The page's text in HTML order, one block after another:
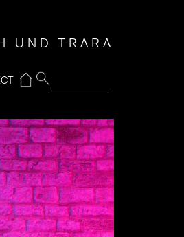
UND TRARA
⌂